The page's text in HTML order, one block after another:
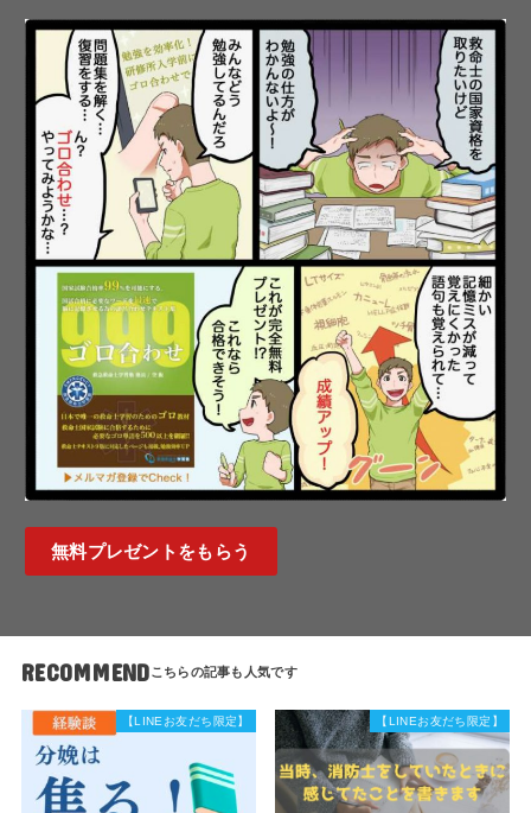
無料プレゼントをもらう
RECOMMEND
【LINEお友だち限定】 【LINEお友だち限定】